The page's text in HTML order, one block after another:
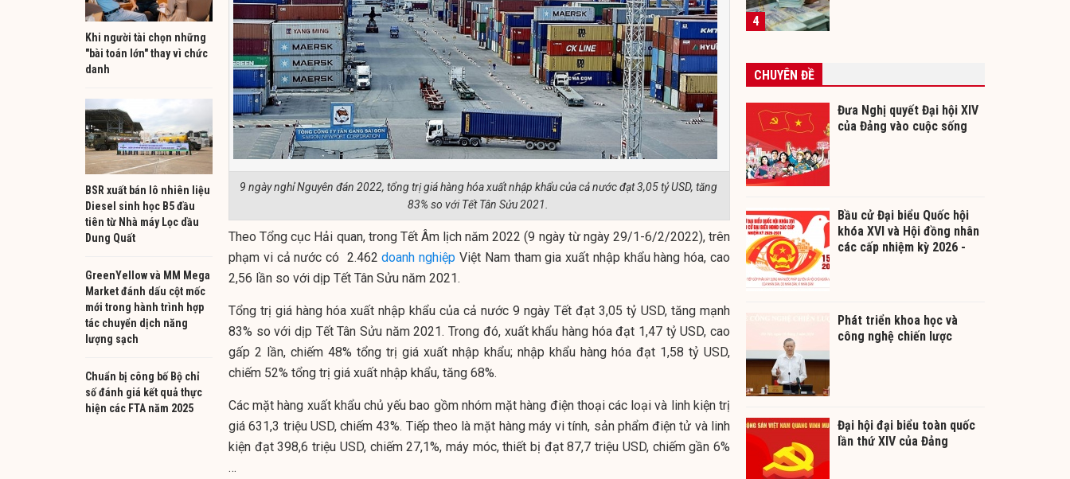
Khi người tài chọn những
"bài toán lớn" thay vì chức
danh
BSR xuất bán lô nhiên liệu
Diesel sinh học B5 đầu
tiên từ Nhà máy Lọc dầu
Dung Quất
GreenYellow và MM Mega
Market đánh dấu cột mốc
mới trong hành trình hợp
tác chuyển dịch năng
lượng sạch
Chuẩn bị công bố Bộ chỉ
số đánh giá kết quả thực
hiện các FTA năm 2025
9 ngày nghỉ Nguyên đán 2022, tổng trị giá hàng hóa xuất nhập khẩu của cả nước đạt 3,05 tỷ USD, tăng
83% so với Tết Tân Sửu 2021.
Theo Tổng cục Hải quan, trong Tết Âm lịch năm 2022 (9 ngày từ ngày 29/1-6/2/2022), trên
phạm vi cả nước có 2.462doanh nghiệp Việt Nam tham gia xuất nhập khẩu hàng hóa, cao
2,56 lần so với dịp Tết Tân Sửu năm 2021.
Tổng trị giá hàng hóa xuất nhập khẩu của cả nước 9 ngày Tết đạt 3,05 tỷ USD, tăng mạnh
83% so với dịp Tết Tân Sửu năm 2021. Trong đó, xuất khẩu hàng hóa đạt 1,47 tỷ USD, cao
gấp 2 lần, chiếm 48% tổng trị giá xuất nhập khẩu; nhập khẩu hàng hóa đạt 1,58 tỷ USD,
chiếm 52% tổng trị giá xuất nhập khẩu, tăng 68%.
Các mặt hàng xuất khẩu chủ yếu bao gồmnhóm mặt hàng điện thoại các loại và linh kiện trị
giá 631,3 triệu USD, chiếm 43%. Tiếp theo là mặt hàng máy vi tính, sản phẩm điện tử và linh
kiện đạt 398,6 triệu USD, chiếm 27,1%, máy móc, thiết bị đạt 87,7 triệu USD, chiếm gần 6%
…
4
CHUYÊN ĐỀ
Đưa Nghị quyết Đại hội XIV
của Đảng vào cuộc sống
Bầu cử Đại biểu Quốc hội
khóa XVI và Hội đồng nhân
các cấp nhiệm kỳ 2026 -
Phát triển khoa học và
công nghệ chiến lược
Đại hội đại biểu toàn quốc
lần thứ XIV của Đảng